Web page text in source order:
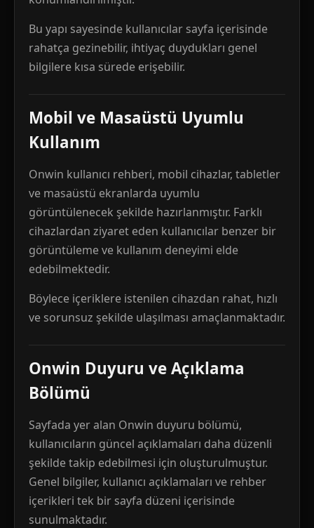
Bu yapı sayesinde kullanıcılar sayfa içerisinde
rahatça gezinebilir, ihtiyaç duydukları genel
bilgilere kısa sürede erişebilir.
Mobil ve Masaüstü Uyumlu
Kullanım
Onwin kullanıcı rehberi, mobil cihazlar, tabletler
ve masaüstü ekranlarda uyumlu
görüntülenecek şekilde hazırlanmıştır. Farklı
cihazlardan ziyaret eden kullanıcılar benzer bir
görüntüleme ve kullanım deneyimi elde
edebilmektedir.
Böylece içeriklere istenilen cihazdan rahat, hızlı
ve sorunsuz şekilde ulaşılması amaçlanmaktadır.
Onwin Duyuru ve Açıklama
Bölümü
Sayfada yer alan Onwin duyuru bölümü,
kullanıcıların güncel açıklamaları daha düzenli
şekilde takip edebilmesi için oluşturulmuştur.
Genel bilgiler, kullanıcı açıklamaları ve rehber
içerikleri tek bir sayfa düzeni içerisinde
sunulmaktadır.